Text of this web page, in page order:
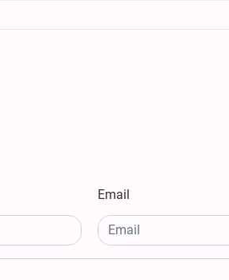
Email